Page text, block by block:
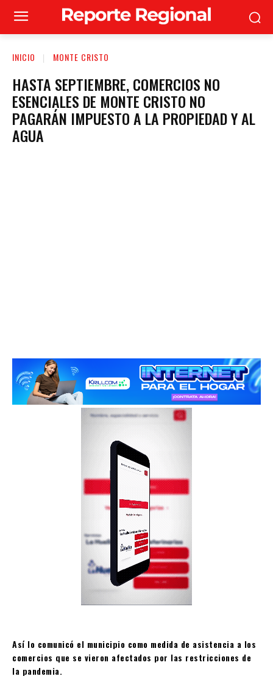
INICIO MONTE CRISTO
HASTA SEPTIEMBRE, COMERCIOS NO
ESENCIALES DE MONTE CRISTO NO
PAGARÁN IMPUESTO A LA PROPIEDAD Y AL
AGUA
Así lo comunicó el municipio como medida de asistencia a los
comercios que se vieron afectados por las restricciones de
la pandemia.